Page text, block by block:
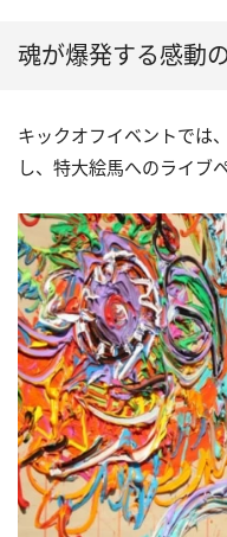
魂が爆発する感動
キックオフイベントでは
し、特大絵馬へのライブ